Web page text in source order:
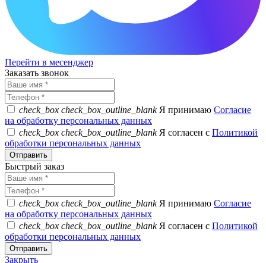
Перейти в месенджер
Заказать звонок
check_box check_box_outline_blankЯ принимаю Согласие
на обработку персональных данных
check_box check_box_outline_blankЯ согласен с Политикой
обработки персональных данных
Быстрый заказ
check_box check_box_outline_blankЯ принимаю Согласие
на обработку персональных данных
check_box check_box_outline_blankЯ согласен с Политикой
обработки персональных данных
Закрыть